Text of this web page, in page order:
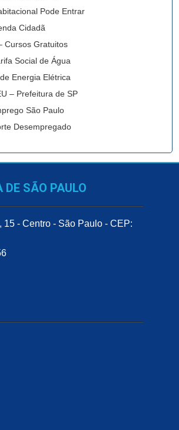
Pode Entrar
Cidadã
Cursos Gratuitos
Social de Água
Energia Elétrica
– Prefeitura de SP
São Paulo
Desempregado
DE SÃO PAULO
15 - Centro - São Paulo - CEP: